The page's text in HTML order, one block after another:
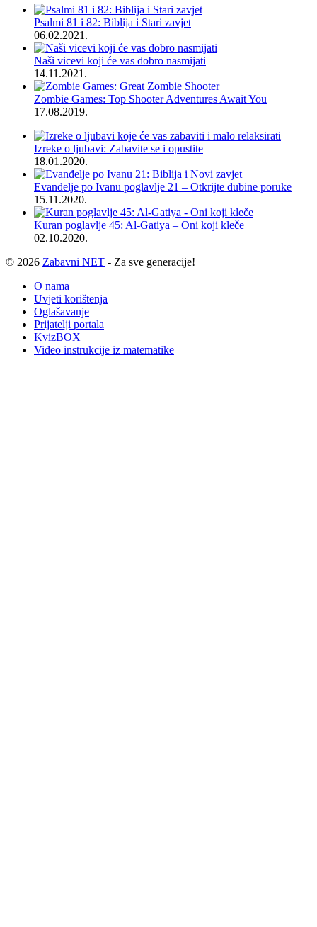
Psalmi 81 i 82: Biblija i Stari zavjet
06.02.2021.
Naši vicevi koji će vas dobro nasmijati
14.11.2021.
Zombie Games: Top Shooter Adventures Await You
17.08.2019.
Izreke o ljubavi: Zabavite se i opustite
18.01.2020.
Evanđelje po Ivanu poglavlje 21 – Otkrijte dubine poruke
15.11.2020.
Kuran poglavlje 45: Al-Gatiya – Oni koji kleče
02.10.2020.
© 2026 Zabavni NET - Za sve generacije!
O nama
Uvjeti korištenja
Oglašavanje
Prijatelji portala
KvizBOX
Video instrukcije iz matematike